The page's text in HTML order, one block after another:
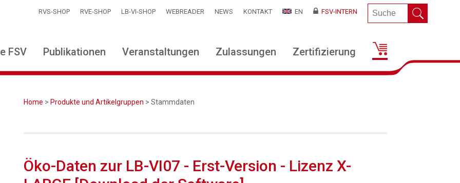
RVS-SHOP RVE-SHOP LB-VI-SHOP WEBREADER NEWS KONTAKT EN FSV-INTERN
FSV Publikationen Veranstaltungen Zulassungen Zertifizierung
Home > Produkte und Artikelgruppen > Stammdaten
Öko-Daten zur LB-VI07 - Erst-Version - Lizenz X-